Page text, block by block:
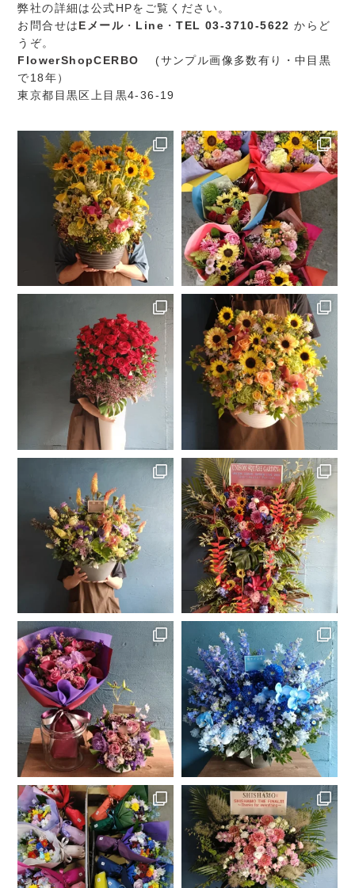
弊社の詳細は公式HPをご覧ください。
お問合せはEメール ・ Line ・TEL 03-3710-5622 からど
うぞ。
FlowerShopCERBO
(サンプル画像多数有り・中目黒
で18年）
東京都目黒区上目黒4-36-19